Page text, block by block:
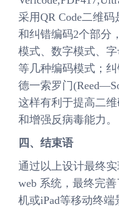
采用QR Code二维
和纠错编码2个部分
模式、数字模式、
等几种编码模式；
德一索罗门
这样有利于提高二
和增强反病毒能力。
四、结束语
通过以上设计最终
web 系统，最终完
机或iPad等移动终